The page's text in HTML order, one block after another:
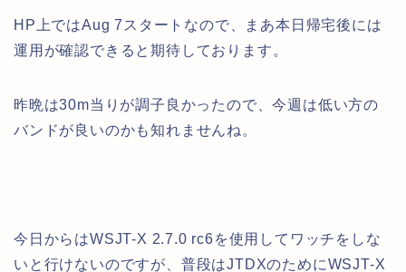
HP上ではAug 7スタートなので、まあ本日帰宅後には
運用が確認できると期待しております。
昨晩は30m当りが調子良かったので、今週は低い方の
バンドが良いのかも知れませんね。
今日からはWSJT-X 2.7.0 rc6を使用してワッチをしな
いと行けないのですが、普段はJTDXのためにWSJT-X